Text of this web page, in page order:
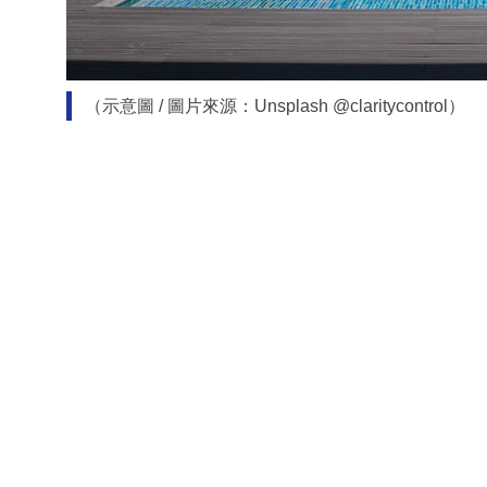
（示意圖 / 圖片來源：Unsplash @claritycontrol）